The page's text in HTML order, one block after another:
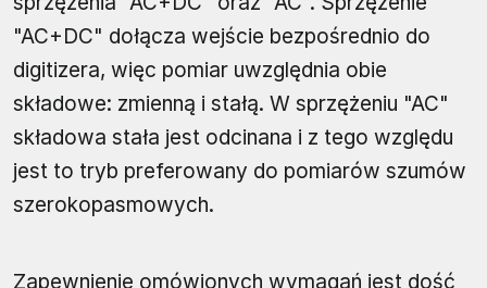
"AC+DC" dołącza wejście bezpośrednio do
digitizera, więc pomiar uwzględnia obie
składowe: zmienną i stałą. W sprzężeniu "AC"
składowa stała jest odcinana i z tego względu
jest to tryb preferowany do pomiarów szumów
szerokopasmowych.
Zapewnienie omówionych wymagań jest dość